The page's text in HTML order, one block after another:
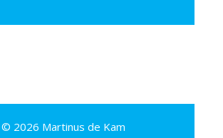
© 2026 Martinus de Kam